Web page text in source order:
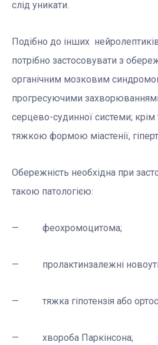
слід уникати.
Подібно до інших
потрібно застосовувати з
органічним мозковим
прогресуючими
серцево-судинної системи; крім
тяжкою формою міастенії,
Обережність необхідна при
такою патологією:
— феохромоцитома;
— пролактинзалежні
— тяжка гіпотензія або
— хвороба Паркінсона;